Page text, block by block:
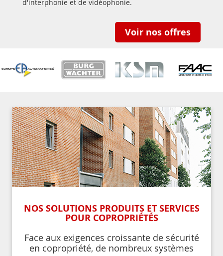
d'interphonie et de vidéophonie.
Voir nos offres
NOS SOLUTIONS PRODUITS ET SERVICES
POUR COPROPRIÉTÉS
Face aux exigences croissante de sécurité
en copropriété, de nombreux systèmes